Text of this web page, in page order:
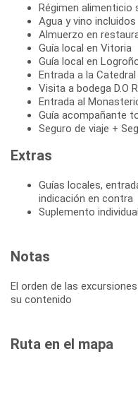
Régimen alimenticio
Agua y vino incluidos
Almuerzo en
Guía local en Vitoria
Guía local en
Entrada a la
Visita a bodega D.O
Entrada al
Guía acompañante
Seguro de viaje +
Extras
Guías locales,
indicación en contra
Suplemento
Notas
El orden de las
su contenido
Ruta en el mapa